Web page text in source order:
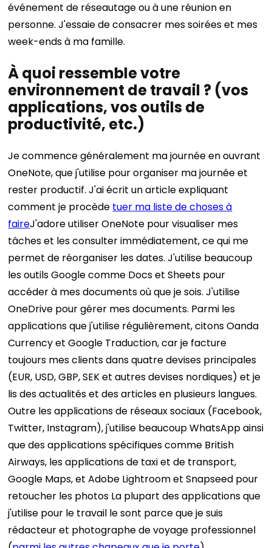
événement de réseautage ou à une réunion en
personne. J'essaie de consacrer mes soirées et mes
week-ends à ma famille.
À quoi ressemble votre
environnement de travail ? (vos
applications, vos outils de
productivité, etc.)
Je commence généralement ma journée en ouvrant
OneNote, que j'utilise pour organiser ma journée et
rester productif. J'ai écrit un article expliquant
comment je procède tuer ma liste de choses à
faireJ'adore utiliser OneNote pour visualiser mes
tâches et les consulter immédiatement, ce qui me
permet de réorganiser les dates. J'utilise beaucoup
les outils Google comme Docs et Sheets pour
accéder à mes documents où que je sois. J'utilise
OneDrive pour gérer mes documents. Parmi les
applications que j'utilise régulièrement, citons Oanda
Currency et Google Traduction, car je facture
toujours mes clients dans quatre devises principales
(EUR, USD, GBP, SEK et autres devises nordiques) et je
lis des actualités et des articles en plusieurs langues.
Outre les applications de réseaux sociaux (Facebook,
Twitter, Instagram), j'utilise beaucoup WhatsApp ainsi
que des applications spécifiques comme British
Airways, les applications de taxi et de transport,
Google Maps, et Adobe Lightroom et Snapseed pour
retoucher les photos La plupart des applications que
j'utilise pour le travail le sont parce que je suis
rédacteur et photographe de voyage professionnel